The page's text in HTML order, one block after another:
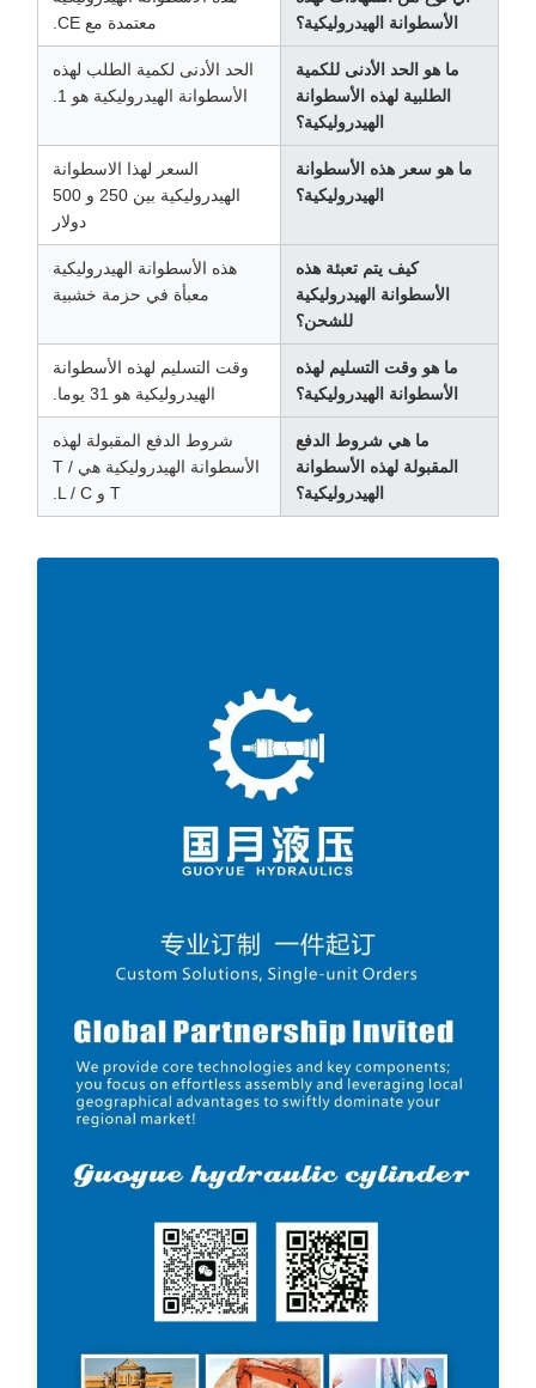
الأسطوانة الهيدروليكية؟
معتمدة مع CE.
ما هو الحد الأدنى للكمية
الطلبية لهذه الأسطوانة
الهيدروليكية؟
الحد الأدنى لكمية الطلب لهذه
الأسطوانة الهيدروليكية هو 1.
ما هو سعر هذه الأسطوانة
الهيدروليكية؟
السعر لهذا الاسطوانة
الهيدروليكية بين 250 و 500
كيف يتم تعبئة هذه
الأسطوانة الهيدروليكية
للشحن؟
هذه الأسطوانة الهيدروليكية
معبأة في حزمة خشبية
ما هو وقت التسليم لهذه
الأسطوانة الهيدروليكية؟
وقت التسليم لهذه الأسطوانة
الهيدروليكية هو 31 يوما.
ما هي شروط الدفع
المقبولة لهذه الأسطوانة
الهيدروليكية؟
شروط الدفع المقبولة لهذه
الأسطوانة الهيدروليكية هي T /